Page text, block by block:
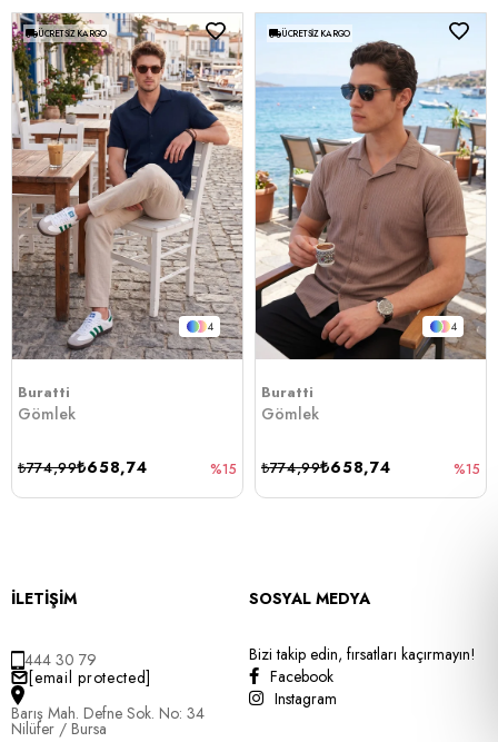
4
ÜCRETSIZ KARGO
Buratti
Gömlek
₺658,74
₺774,99 %15
4
ÜCRETSIZ KARGO
Buratti
Gömlek
₺658,74
₺774,99 %15
İLETİŞİM
444 30 79
[email protected]
Barış Mah. Defne Sok. No: 34
Nilüfer / Bursa
SOSYAL MEDYA
Bizi takip edin, fırsatları kaçırmayın!
Facebook
Instagram